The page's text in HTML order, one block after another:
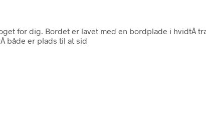
for dig. Bordet er lavet med en bordplade i hvidtÂ
både er plads til at sid